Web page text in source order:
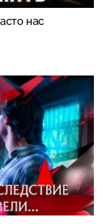
нас